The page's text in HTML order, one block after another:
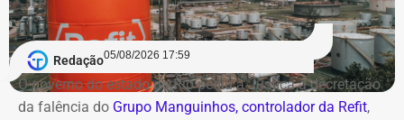
Redação05/08/2026 17:59
O governo do estado do Rio pediu à Justiça a decretação
da falência do Grupo Manguinhos, controlador da Refit,